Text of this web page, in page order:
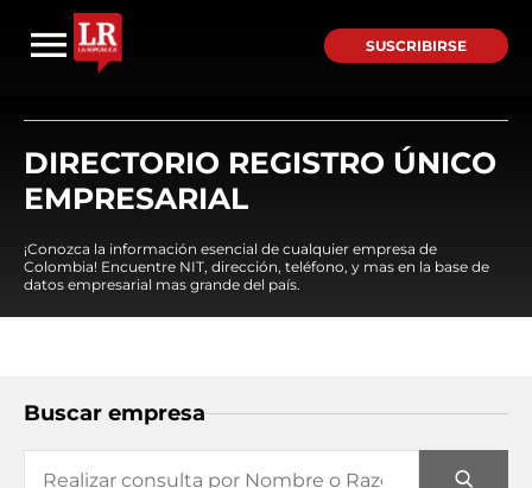
SUSCRIBIRSE
DIRECTORIO REGISTRO ÚNICO
EMPRESARIAL
¡Conozca la información esencial de cualquier empresa de
Colombia! Encuentre NIT, dirección, teléfono, y mas en la base de
datos empresarial mas grande del país.
Buscar empresa